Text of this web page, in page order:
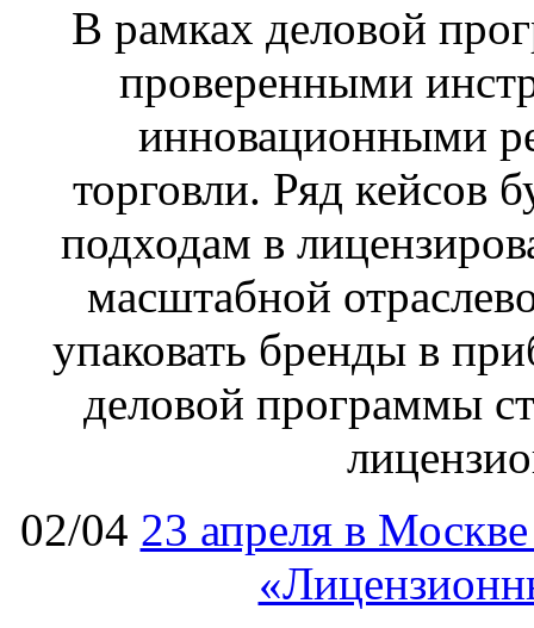
В рамках деловой
проверенными
инновационными
торговли. Ряд кейсов
подходам в
масштабной
упаковать бренды в
деловой программы
02/04 23 апреля в